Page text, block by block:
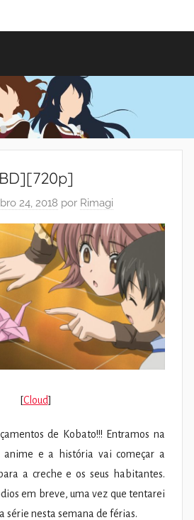
24, 2018 por Rimagi
[Cloud]
de Kobato!!! Entramos na
anime e a história vai começar a
a creche e os seus habitantes.
em breve, uma vez que tentarei
série nesta semana de férias.